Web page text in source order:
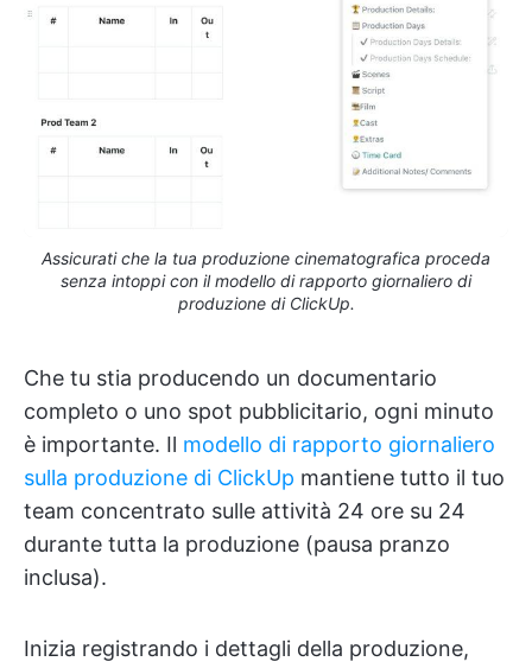
Assicurati che la tua produzione cinematografica proceda
senza intoppi con il modello di rapporto giornaliero di
produzione di ClickUp.
Che tu stia producendo un documentario
completo o uno spot pubblicitario, ogni minuto
è importante. Il modello di rapporto giornaliero
sulla produzione di ClickUp mantiene tutto il tuo
team concentrato sulle attività 24 ore su 24
durante tutta la produzione (pausa pranzo
inclusa).
Inizia registrando i dettagli della produzione,